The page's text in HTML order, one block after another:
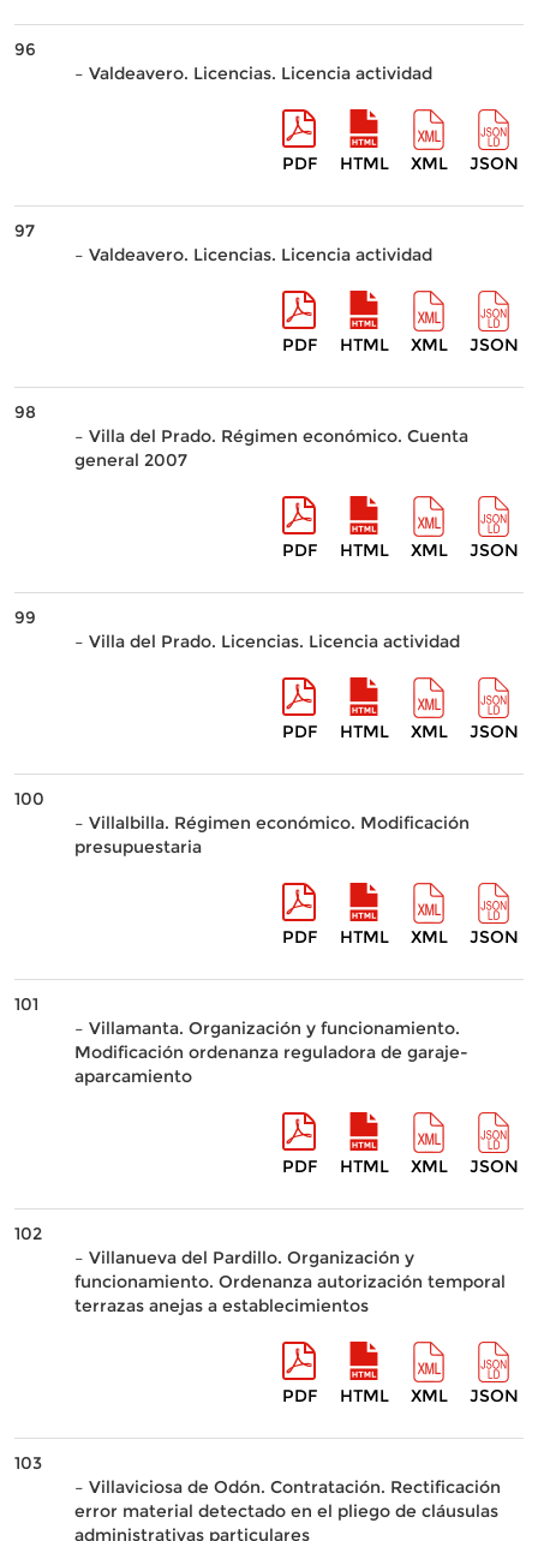
96
– Valdeavero. Licencias. Licencia actividad
PDF HTML XML JSON
97
– Valdeavero. Licencias. Licencia actividad
PDF HTML XML JSON
98
– Villa del Prado. Régimen económico. Cuenta
general 2007
PDF HTML XML JSON
99
– Villa del Prado. Licencias. Licencia actividad
PDF HTML XML JSON
100
– Villalbilla. Régimen económico. Modificación
presupuestaria
PDF HTML XML JSON
101
– Villamanta. Organización y funcionamiento.
Modificación ordenanza reguladora de garaje-
aparcamiento
PDF HTML XML JSON
102
– Villanueva del Pardillo. Organización y
funcionamiento. Ordenanza autorización temporal
terrazas anejas a establecimientos
PDF HTML XML JSON
103
– Villaviciosa de Odón. Contratación. Rectificación
error material detectado en el pliego de cláusulas
administrativas particulares